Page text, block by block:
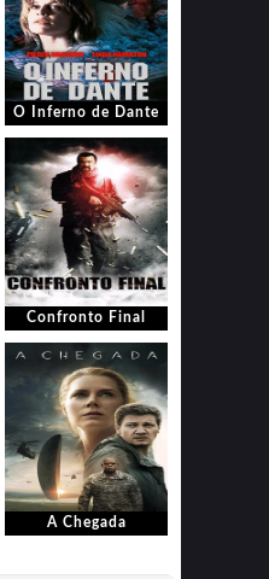
O Inferno de Dante
Confronto Final
A Chegada